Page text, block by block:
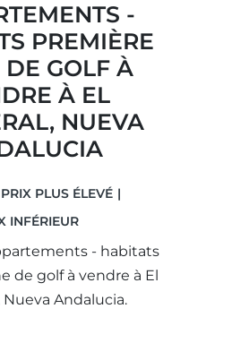
-
PREMIÈRE
DE GOLF À
À EL
NUEVA
PRIX ​​PLUS ÉLEVÉ
​​INFÉRIEUR
- habitats
de golf à vendre à El
Nueva Andalucia.